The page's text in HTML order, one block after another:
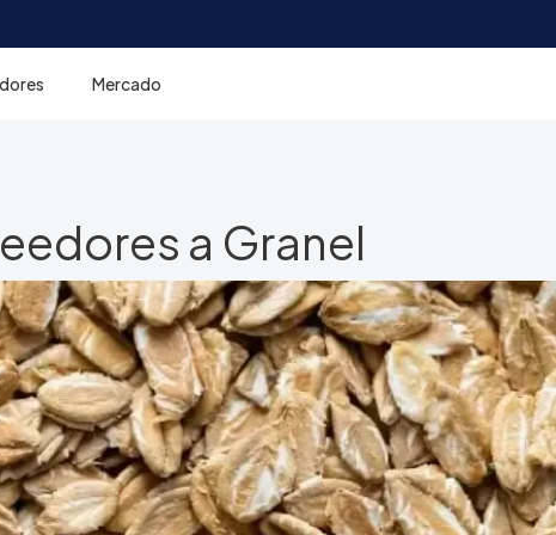
Mercado
a Granel